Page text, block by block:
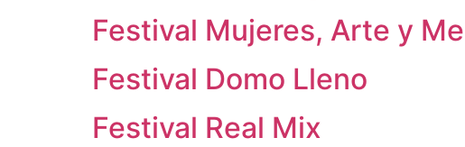
Festival Mujeres, Arte y
Festival Domo Lleno
Festival Real Mix